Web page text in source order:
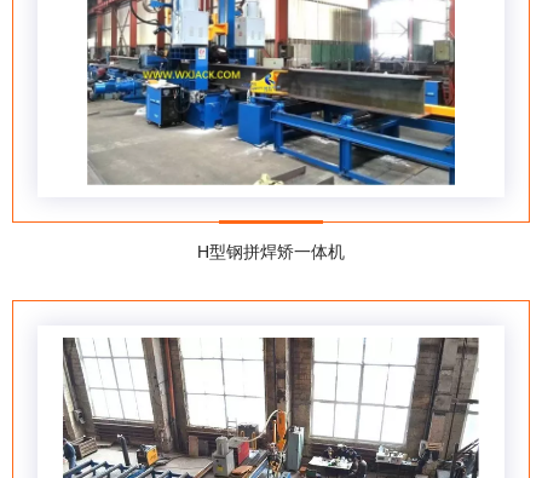
H型钢拼焊矫一体机